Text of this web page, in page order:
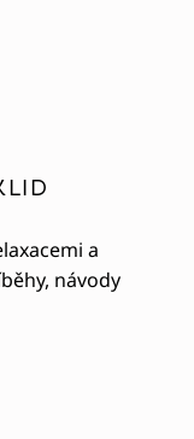
a
návody